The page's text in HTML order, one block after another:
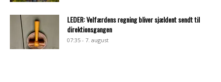
LEDER: Velfærdens regning bliver sjældent sendt til
direktionsgangen
07:35 - 7. august